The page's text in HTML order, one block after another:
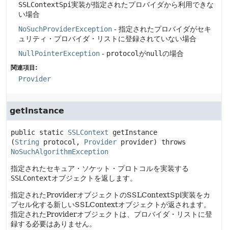
SSLContextSpi実装が指定されたプロバイダから利用できな
い場合
NoSuchProviderException - 指定されたプロバイダがセキ
ュリティ・プロバイダ・リストに登録されていない場合
NullPointerException - protocolがnullの場合
関連項目:
Provider
getInstance
public static SSLContext
getInstance
(String protocol, Provider provider)
throws
NoSuchAlgorithmException
指定されたセキュア・ソケット・プロトコルを実装する
SSLContextオブジェクトを返します。
指定されたProviderオブジェクトのSSLContextSpi実装をカ
プセル化する新しいSSLContextオブジェクトが返されます。
指定されたProviderオブジェクトは、プロバイダ・リストに登
録する必要はありません。